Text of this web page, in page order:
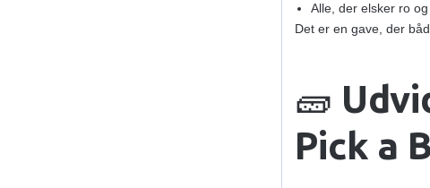
Alle, der elsker ro
Det er en gave, der
🧱
Pick a